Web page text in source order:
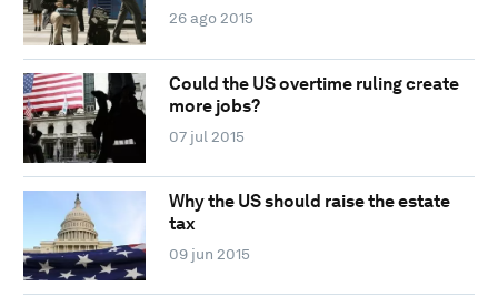
26 ago 2015
Could the US overtime ruling create
more jobs?
07 jul 2015
Why the US should raise the estate
tax
09 jun 2015